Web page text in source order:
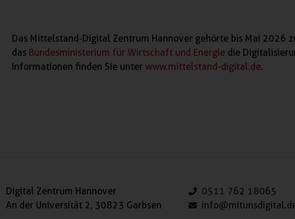
Das Mittelstand-Digital Zentrum Hannover gehörte bis Mai
das Bundesministerium für Wirtschaft und Energie die
Informationen finden Sie unter www.mittelstand-digital.de.
Digital Zentrum Hannover
An der Universität 2, 30823 Garbsen
0511 762 18065